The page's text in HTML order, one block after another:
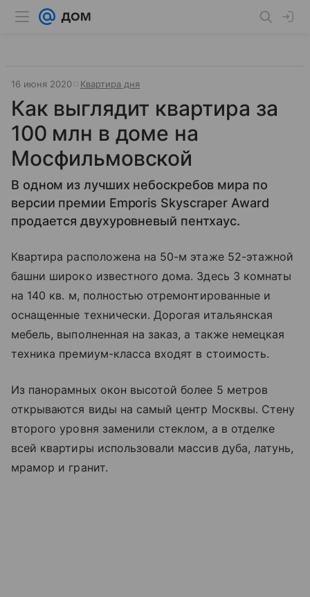
16 июня 2020 Квартира дня
Как выглядит квартира за
100 млн в доме на
Мосфильмовской
В одном из лучших небоскребов мира по
версии премии Emporis Skyscraper Award
продается двухуровневый пентхаус.
Квартира расположена на 50-м этаже 52-этажной
башни широко известного дома. Здесь 3 комнаты
на 140 кв. м, полностью отремонтированные и
оснащенные технически. Дорогая итальянская
мебель, выполненная на заказ, а также немецкая
техника премиум-класса входят в стоимость.
Из панорамных окон высотой более 5 метров
открываются виды на самый центр Москвы. Стену
второго уровня заменили стеклом, а в отделке
всей квартиры использовали массив дуба, латунь,
мрамор и гранит.